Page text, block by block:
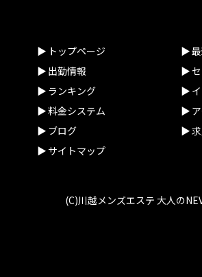
トップページ
出勤情報
ランキング
料金システム
ブログ
サイトマップ
(C)川越メンズエステ 大人の